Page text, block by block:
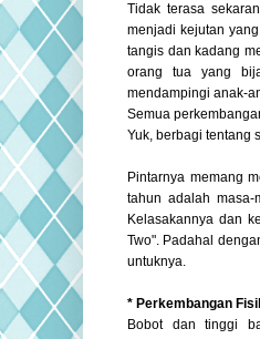
Tidak terasa
menjadi kejutan
tangis dan kadang
orang tua yang
mendampingi anak-
Semua
Yuk, berbagi tentang
Pintarnya memang
tahun adalah
Kelasakannya dan
Two". Padahal
untuknya.
* Perkembangan
Bobot dan tinggi